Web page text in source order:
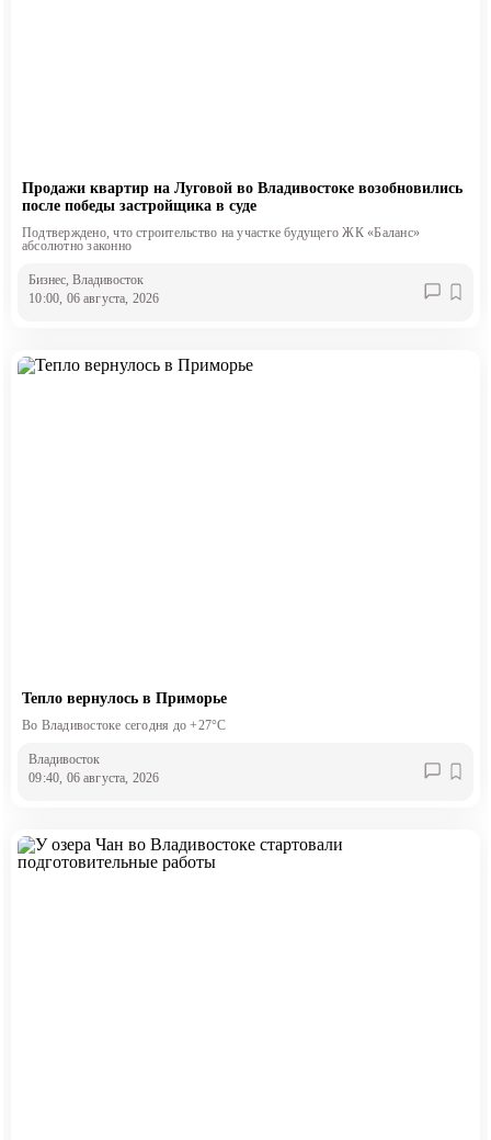
Продажи квартир на Луговой во Владивостоке возобновились
после победы застройщика в суде
Подтверждено, что строительство на участке будущего ЖК «Баланс»
абсолютно законно
Бизнес, Владивосток
10:00, 06 августа, 2026
Тепло вернулось в Приморье
Во Владивостоке сегодня до +27°С
Владивосток
09:40, 06 августа, 2026